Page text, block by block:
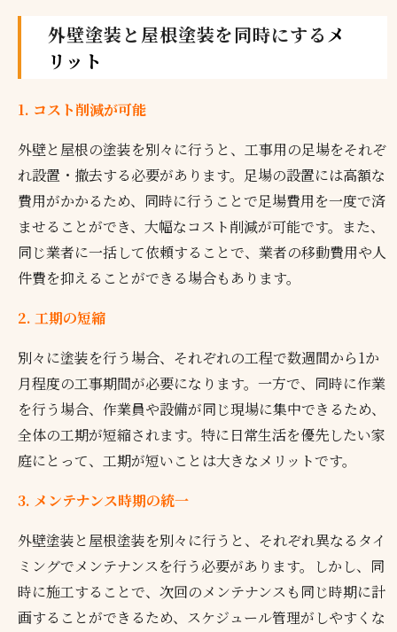
外壁塗装と屋根塗装を同時にする メ
リット
1. コスト削減が可能
外壁と屋根の塗装を別々に行うと、工事用の足場をそれぞ
れ設置・撤去する必要があります。足場の設置には高額な
費用がかかるため、同時に行うことで足場費用を一度で済
ませることができ、大幅なコスト削減が可能です。また、
同じ業者に一括して依頼することで、業者の移動費用や人
件費を抑えることができる場合もあります。
2. 工期の短縮
別々に塗装を行う場合、それぞれの工程で数週間から1か
月程度の工事期間が必要になります。一方で、同時に作業
を行う場合、作業員や設備が同じ現場に集中できるため、
全体の工期が短縮されます。特に日常生活を優先したい家
庭にとって、工期が短いことは大きなメリットです。
3. メンテナンス時期の統一
外壁塗装と屋根塗装を別々に行うと、それぞれ異なるタイ
ミングでメンテナンスを行う必要があります。しかし、同
時に施工することで、次回のメンテナンスも同じ時期に計
画することができるため、スケジュール管理がしやすくな